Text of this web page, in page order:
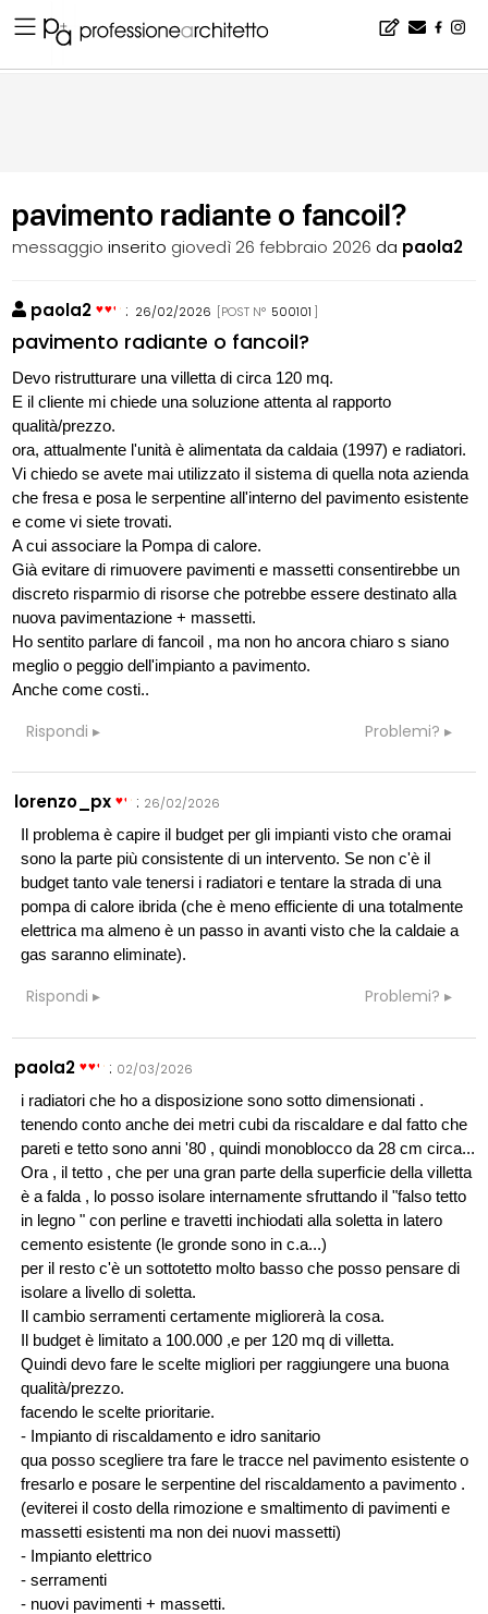
pavimento radiante o fancoil?
messaggio inserito giovedì 26 febbraio 2026 da paola2
paola2 : 26/02/2026 [POST N° 500101 ]
pavimento radiante o fancoil?
Devo ristrutturare una villetta di circa 120 mq.
E il cliente mi chiede una soluzione attenta al rapporto
qualità/prezzo.
ora, attualmente l'unità è alimentata da caldaia (1997) e radiatori.
Vi chiedo se avete mai utilizzato il sistema di quella nota azienda
che fresa e posa le serpentine all'interno del pavimento esistente
e come vi siete trovati.
A cui associare la Pompa di calore.
Già evitare di rimuovere pavimenti e massetti consentirebbe un
discreto risparmio di risorse che potrebbe essere destinato alla
nuova pavimentazione + massetti.
Ho sentito parlare di fancoil , ma non ho ancora chiaro s siano
meglio o peggio dell'impianto a pavimento.
Anche come costi..
Rispondi Problemi?
lorenzo_px : 26/02/2026
Il problema è capire il budget per gli impianti visto che oramai
sono la parte più consistente di un intervento. Se non c'è il
budget tanto vale tenersi i radiatori e tentare la strada di una
pompa di calore ibrida (che è meno efficiente di una totalmente
elettrica ma almeno è un passo in avanti visto che la caldaie a
gas saranno eliminate).
Rispondi Problemi?
paola2 : 02/03/2026
i radiatori che ho a disposizione sono sotto dimensionati .
tenendo conto anche dei metri cubi da riscaldare e dal fatto che
pareti e tetto sono anni '80 , quindi monoblocco da 28 cm circa...
Ora , il tetto , che per una gran parte della superficie della villetta
è a falda , lo posso isolare internamente sfruttando il "falso tetto
in legno " con perline e travetti inchiodati alla soletta in latero
cemento esistente (le gronde sono in c.a...)
per il resto c'è un sottotetto molto basso che posso pensare di
isolare a livello di soletta.
Il cambio serramenti certamente migliorerà la cosa.
Il budget è limitato a 100.000 ,e per 120 mq di villetta.
Quindi devo fare le scelte migliori per raggiungere una buona
qualità/prezzo.
facendo le scelte prioritarie.
- Impianto di riscaldamento e idro sanitario
qua posso scegliere tra fare le tracce nel pavimento esistente o
fresarlo e posare le serpentine del riscaldamento a pavimento .
(eviterei il costo della rimozione e smaltimento di pavimenti e
massetti esistenti ma non dei nuovi massetti)
- Impianto elettrico
- serramenti
- nuovi pavimenti + massetti.